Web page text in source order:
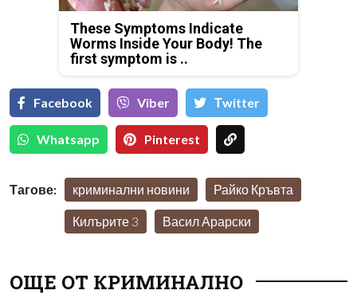
These Symptoms Indicate
Worms Inside Your Body! The
first symptom is ..
Facebook Viber Тwitter
Whatsapp Pinterest
Тагове: криминални новини Райко Кръвта
Килърите 3 Васил Арарски
ОЩЕ ОТ КРИМИНАЛНО